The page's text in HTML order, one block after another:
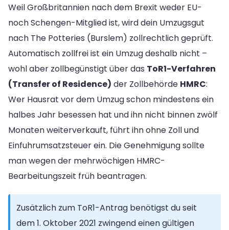
Weil Großbritannien nach dem Brexit weder EU-
noch Schengen-Mitglied ist, wird dein Umzugsgut
nach The Potteries (Burslem) zollrechtlich geprüft.
Automatisch zollfrei ist ein Umzug deshalb nicht –
wohl aber zollbegünstigt über das ToR1-Verfahren
(Transfer of Residence) der Zollbehörde HMRC:
Wer Hausrat vor dem Umzug schon mindestens ein
halbes Jahr besessen hat und ihn nicht binnen zwölf
Monaten weiterverkauft, führt ihn ohne Zoll und
Einfuhrumsatzsteuer ein. Die Genehmigung sollte
man wegen der mehrwöchigen HMRC-
Bearbeitungszeit früh beantragen.
Zusätzlich zum ToR1-Antrag benötigst du seit
dem 1. Oktober 2021 zwingend einen gültigen